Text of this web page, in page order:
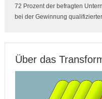
72 Prozent der befragten
bei der Gewinnung
Über das